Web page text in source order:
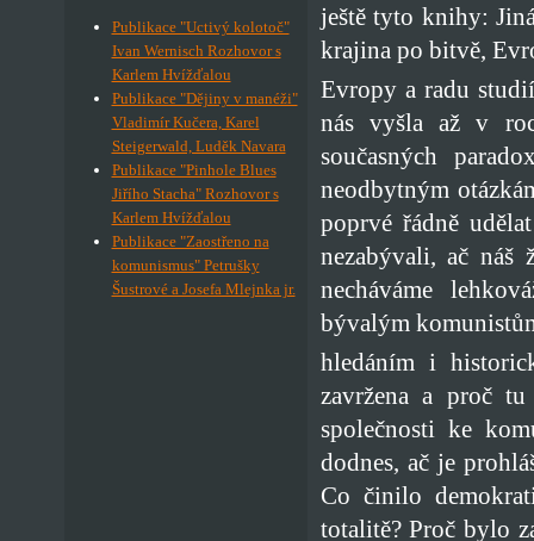
Publikace "Uctivý kolotoč"
Ivan Wernisch Rozhovor s
Karlem Hvížďalou
Publikace "Dějiny v manéži"
Vladimír Kučera, Karel
Steigerwald, Luděk Navara
Publikace "Pinhole Blues
Jiřího Stacha" Rozhovor s
Karlem Hvížďalou
Publikace "Zaostřeno na
komunismus" Petrušky
Šustrové a Josefa Mlejnka jr.
ještě tyto knihy:
krajina po bitvě,
Evropy a radu
nás vyšla až v
současných
neodbytným
poprvé řádně
nezabývali, ač náš
necháváme
bývalým
hledáním i
zavržena a proč
společnosti ke
dodnes, ač je
Co činilo
totalitě? Proč bylo